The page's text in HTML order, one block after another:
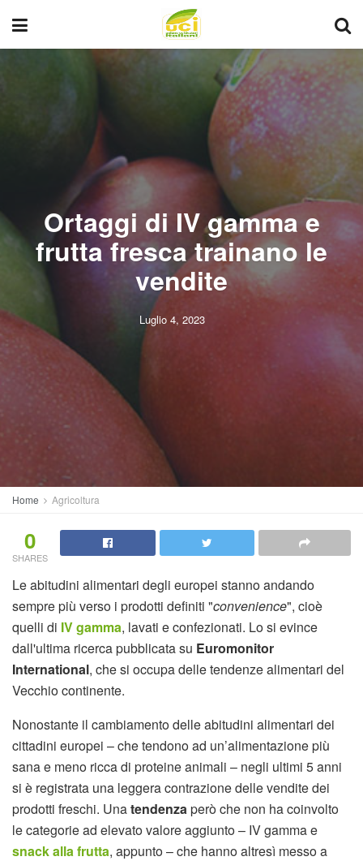
Ortaggi di IV gamma e
frutta fresca trainano le
vendite
Luglio 4, 2023
Home Agricoltura
0
SHARES
Le abitudini alimentari degli europei stanno andando
sempre più verso i prodotti definiti "convenience", cioè
quelli di IV gamma, lavati e confezionati. Lo si evince
dall'ultima ricerca pubblicata su Euromonitor
International, che si occupa delle tendenze alimentari del
Vecchio continente.
Nonostante il cambiamento delle abitudini alimentari dei
cittadini europei – che tendono ad un’alimentazione più
sana e meno ricca di proteine animali – negli ultimi 5 anni
si è registrata una leggera contrazione delle vendite dei
prodotti freschi. Unatendenzaperò che non ha coinvolto
le categorie ad elevato valore aggiunto – IV gamma e
snack alla frutta, appunto – che hanno altresì messo a